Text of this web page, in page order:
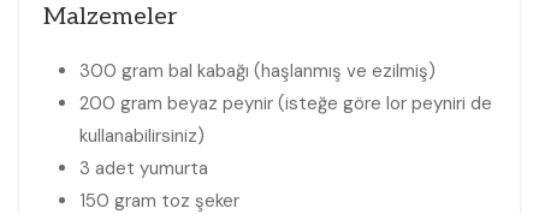
Malzemeler
300 gram bal kabağı (haşlanmış ve ezilmiş)
200 gram beyaz peynir (isteğe göre lor peyniri de
kullanabilirsiniz)
3 adet yumurta
150 gram toz şeker